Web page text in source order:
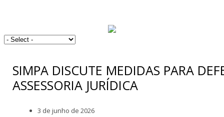
SIMPA DISCUTE MEDIDAS PARA
ASSESSORIA JURÍDICA
3 de junho de 2026